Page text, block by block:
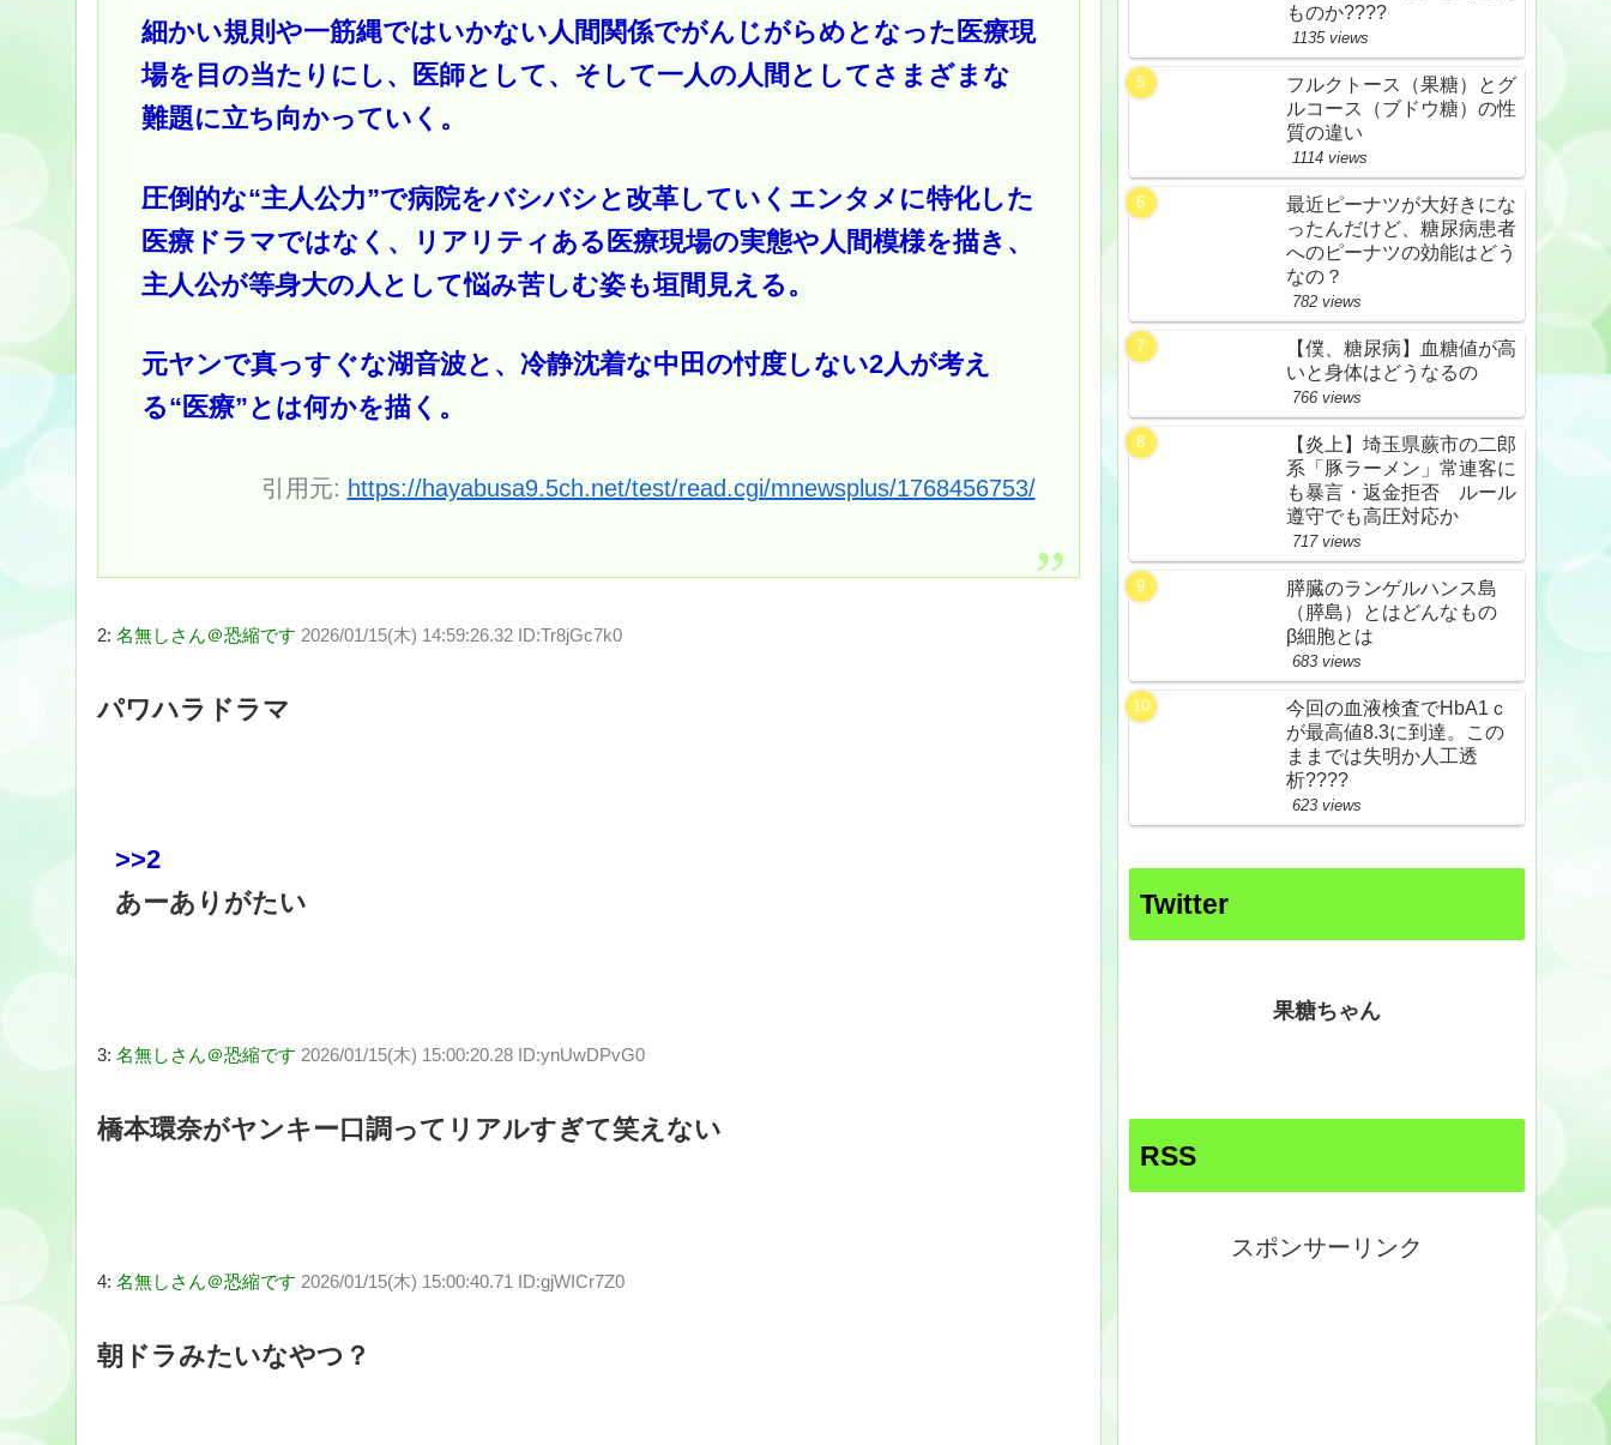
細かい規則や一筋縄ではいかない人間関係でがんじがらめとなった医療現
場を目の当たりにし、医師として、そして一人の人間としてさまざまな
難題に立ち向かっていく。
圧倒的な“主人公力”で病院をバシバシと改革していくエンタメに特化した
医療ドラマではなく、リアリティある医療現場の実態や人間模様を描き、
主人公が等身大の人として悩み苦しむ姿も垣間見える。
元ヤンで真っすぐな湖音波と、冷静沈着な中田の忖度しない2人が考え
る“医療”とは何かを描く。
引用元: https://hayabusa9.5ch.net/test/read.cgi/mnewsplus/1768456753/
2: 名無しさん＠恐縮です 2026/01/15(木) 14:59:26.32 ID:Tr8jGc7k0
パワハラドラマ
>>2
あーありがたい
3: 名無しさん＠恐縮です 2026/01/15(木) 15:00:20.28 ID:ynUwDPvG0
橋本環奈がヤンキー口調ってリアルすぎて笑えない
4: 名無しさん＠恐縮です 2026/01/15(木) 15:00:40.71 ID:gjWICr7Z0
朝ドラみたいなやつ？
ものか????
1135 views
フルクトース（果糖）とグ
ルコース（ブドウ糖）の性
質の違い
1114 views
最近ピーナツが大好きにな
ったんだけど、糖尿病患者
へのピーナツの効能はどう
なの？
782 views
【僕、糖尿病】血糖値が高
いと身体はどうなるの
766 views
【炎上】埼玉県蕨市の二郎
系「豚ラーメン」常連客に
も暴言・返金拒否 ルール
遵守でも高圧対応か
717 views
膵臓のランゲルハンス島
（膵島）とはどんなもの
β細胞とは
683 views
今回の血液検査でHbA1ｃ
が最高値8.3に到達。この
ままでは失明か人工透
析????
623 views
Twitter
果糖ちゃん
RSS
スポンサーリンク